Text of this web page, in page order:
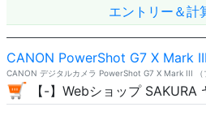
エントリー＆計
CANON PowerShot G7 X Mark
CANON デジタルカメラ PowerShot G7 X Mark III
【-】Webショップ SAKURA